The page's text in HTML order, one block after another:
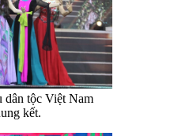
dân tộc Việt Nam
kết.